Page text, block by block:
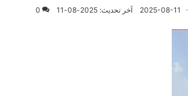
2025-08-11 آخر تحديث: 2025-08-11 0